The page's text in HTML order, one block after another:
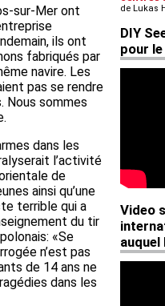
sur-Mer ont
ils ont
fabriqués par
navire. Les
pas se rendre
Nous sommes
dans les
l’activité
de
ainsi qu’une
terrible qui a
du tir
«Se
n’est pas
de 14 ans ne
dans les